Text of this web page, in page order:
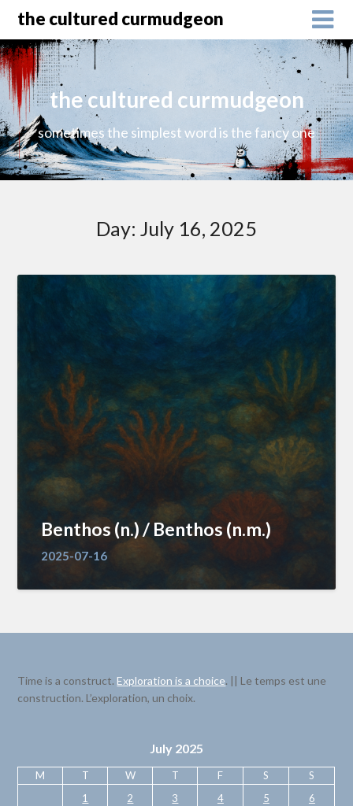
the cultured curmudgeon
the cultured curmudgeon
sometimes the simplest word is the fancy one
Day: July 16, 2025
Benthos (n.) / Benthos (n.m.)
2025-07-16
Time is a construct.Exploration is a choice. || Le temps est une
construction. L’exploration, un choix.
July 2025
M T W T F S
S
1
2 3 4 5 6